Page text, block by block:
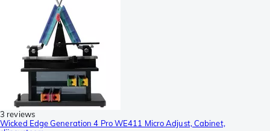
3 reviews
Wicked Edge Generation 4 Pro WE411 Micro Adjust, Cabinet,